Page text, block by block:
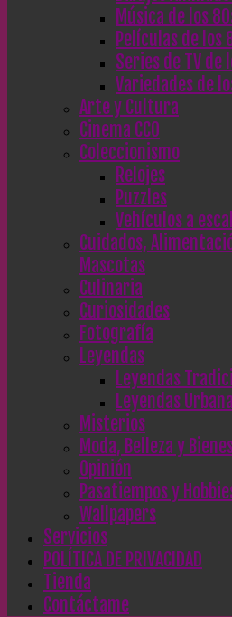
Música de los
Películas de los
Series de TV de
Variedades de
Arte y Cultura
Cinema CC0
Coleccionismo
Relojes
Puzzles
Vehículos a
Cuidados,
Mascotas
Culinaria
Curiosidades
Fotografía
Leyendas
Leyendas
Leyendas
Misterios
Moda, Belleza y
Opinión
Pasatiempos y
Wallpapers
Servicios
POLÍTICA DE PRIVACIDAD
Tienda
Contáctame